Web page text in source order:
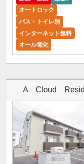
オートロック
バス・トイレ別
インターネット無料
オール電化
A Cloud